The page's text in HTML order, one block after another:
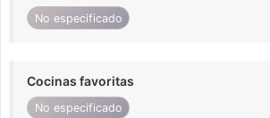
No especificado
Cocinas favoritas
No especificado